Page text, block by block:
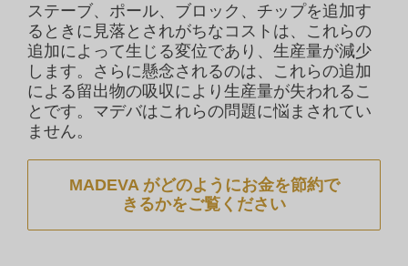
ステーブ、ポール、ブロック、チップを追加す
るときに見落とされがちなコストは、これらの
追加によって生じる変位であり、生産量が減少
します。さらに懸念されるのは、これらの追加
による留出物の吸収により生産量が失われるこ
とです。マデバはこれらの問題に悩まされてい
ません。
MADEVA がどのようにお金を節約で
きるかをご覧ください